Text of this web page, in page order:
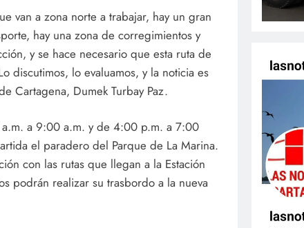
van a zona norte a trabajar, hay un gran
hay una zona de corregimientos y
y se hace necesario que esta ruta de
discutimos, lo evaluamos, y la noticia es
Cartagena, Dumek Turbay Paz.
a 9:00 a.m. y de 4:00 p.m. a 7:00
el paradero del Parque de La Marina.
con las rutas que llegan a la Estación
podrán realizar su trasbordo a la nueva